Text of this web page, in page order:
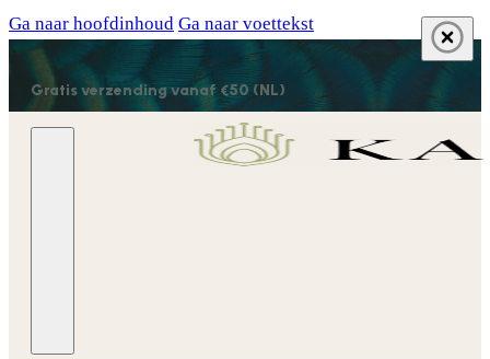
Ga naar hoofdinhoud Ga naar voettekst
Gratis verzending vanaf €50 (NL)